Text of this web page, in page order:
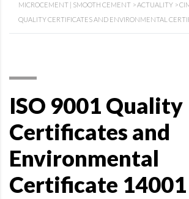
MICROCEMENT | SMOOTH CEMENT >ACTUALITY >
QUALITY CERTIFICATES AND ENVIRONMENTAL
ISO 9001 Quality
Certificates and
Environmental
Certificate 14001